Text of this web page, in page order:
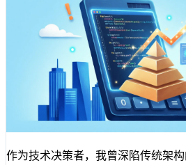
作为技术决策者，我曾深陷传统架